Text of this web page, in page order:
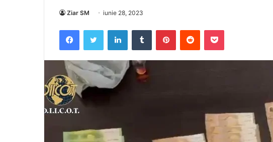
Ziar SM iunie 28, 2023
FacebookTwitter LinkedInTumblr PinterestReddit Pocket